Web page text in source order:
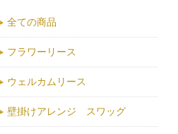
全ての商品
フラワーリース
ウェルカムリース
壁掛けアレンジ スワッグ